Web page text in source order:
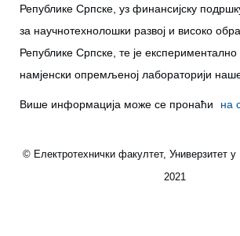
Републике Српске, уз финансијску
за научнотехнолошки развој и високо
Републике Српске, те је
намјенски опремљеној лабораторији
Више информација може се пронаћи на
© Електротехнички факултет, Универзитет
2021